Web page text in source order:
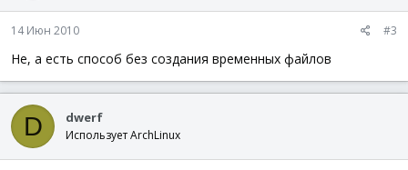
14 Июн 2010 #3
Не, а есть способ без создания временных файлов
D dwerf
Использует ArchLinux